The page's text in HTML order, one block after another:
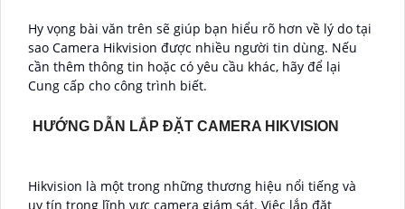
Hy vọng bài văn trên sẽ giúp bạn hiểu rõ hơn về lý do tại
sao Camera Hikvision được nhiều người tin dùng. Nếu
cần thêm thông tin hoặc có yêu cầu khác, hãy để lại
Cung cấp cho công trình biết.
HƯỚNG DẪN LẮP ĐẶT CAMERA HIKVISION
Hikvision là một trong những thương hiệu nổi tiếng và
uy tín trong lĩnh vực camera giám sát. Việc lắp đặt